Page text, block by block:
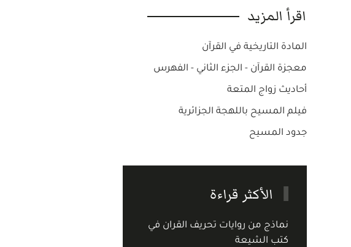
اقرأ المزيد
المادة التاريخية في القرآن
معجزة القرآن - الجزء الثاني - الفهرس
أحاديث زواج المتعة
فيلم المسيح باللهجة الجزائرية
جدود المسيح
الأكثر قراءة
نماذج من روايات تحريف القران في
كتب الشيعة